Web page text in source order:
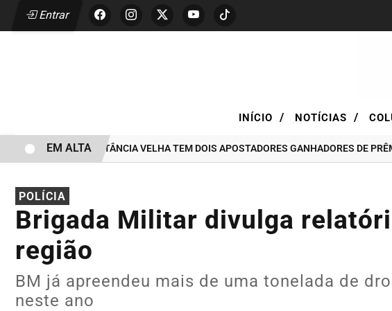
Entrar
INÍCIO / NOTÍCIAS /
DE ESTÂNCIA VELHA TEM DOIS APOSTADORES GANHADORES DE PRÊMIOS
EM ALTA
POLÍCIA
Brigada Militar divulga
região
BM já apreendeu mais de uma tonelada de
neste ano